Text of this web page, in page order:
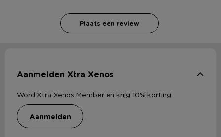
Plaats een review
Aanmelden Xtra Xenos
Word Xtra Xenos Member en krijg 10% korting
aanmelden